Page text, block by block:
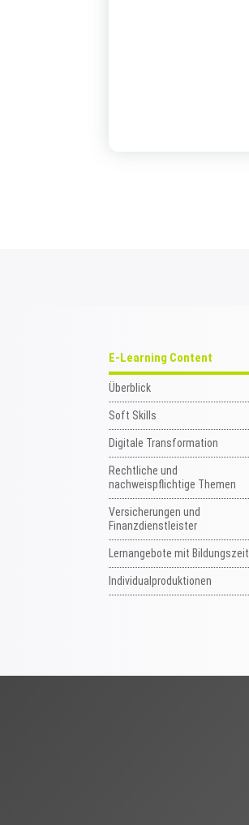
E-Learning Content
Überblick
Soft Skills
Digitale Transformation
Rechtliche und
nachweispflichtige Themen
Versicherungen und
Finanzdienstleister
Lernangebote mit Bildungszeit
Individualproduktionen